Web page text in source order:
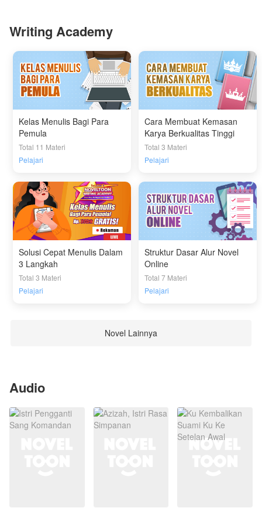
Writing Academy
Kelas Menulis Bagi Para
Pemula
Total 11 Materi
Pelajari
Cara Membuat Kemasan
Karya Berkualitas Tinggi
Total 3 Materi
Pelajari
Solusi Cepat Menulis Dalam
3 Langkah
Total 3 Materi
Pelajari
Struktur Dasar Alur Novel
Online
Total 7 Materi
Pelajari
Novel Lainnya
Audio